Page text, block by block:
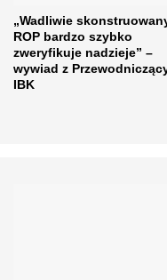
„Wadliwie
ROP bardzo szybko
zweryfikuje nadzieje” –
wywiad z
IBK